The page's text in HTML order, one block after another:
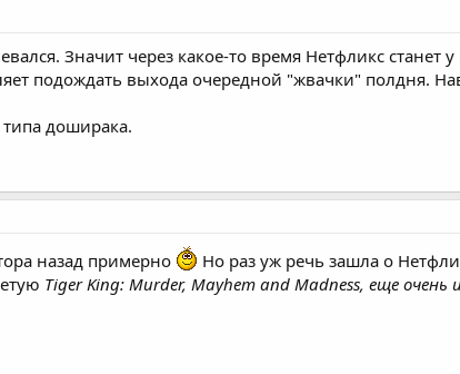
Значит через какое-то время Нетфликс
подождать выхода очередной "жвачки" полдня.
доширака.
назад примерно
Но раз уж речь зашла о
Tiger King: Murder, Mayhem and Madness, еще